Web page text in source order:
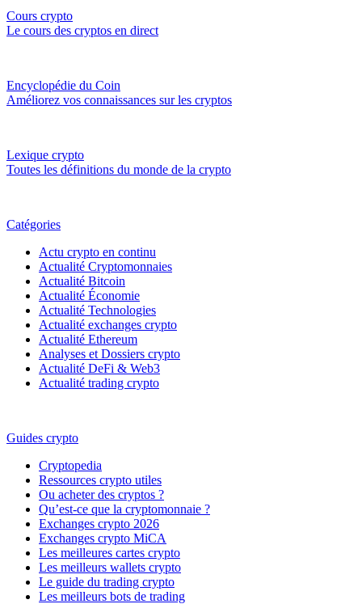
Cours crypto
Le cours des cryptos en direct
Encyclopédie du Coin
Améliorez vos connaissances sur les cryptos
Lexique crypto
Toutes les définitions du monde de la crypto
Catégories
Actu crypto en continu
Actualité Cryptomonnaies
Actualité Bitcoin
Actualité Économie
Actualité Technologies
Actualité exchanges crypto
Actualité Ethereum
Analyses et Dossiers crypto
Actualité DeFi & Web3
Actualité trading crypto
Guides crypto
Cryptopedia
Ressources crypto utiles
Ou acheter des cryptos ?
Qu’est-ce que la cryptomonnaie ?
Exchanges crypto 2026
Exchanges crypto MiCA
Les meilleures cartes crypto
Les meilleurs wallets crypto
Le guide du trading crypto
Les meilleurs bots de trading